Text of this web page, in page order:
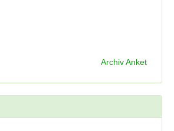
Archiv Anket